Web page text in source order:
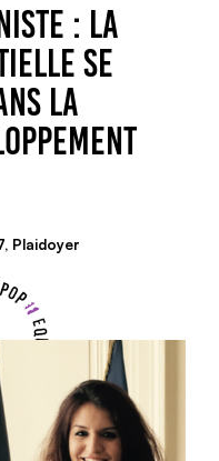
: LA
SE
LA
, Plaidoyer